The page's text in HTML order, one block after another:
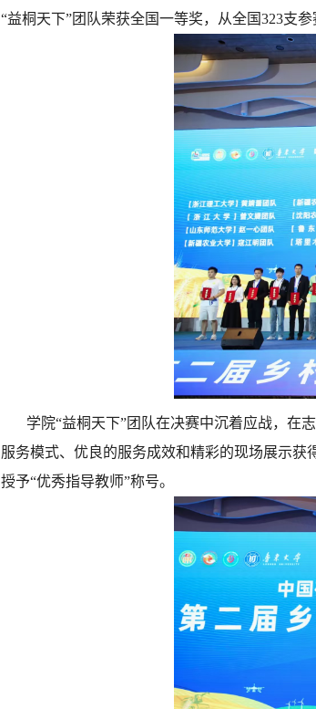
“益桐天下”团队荣获全国一等奖，从全国323支
学院“益桐天下”团队在决赛中沉着应战，在志
服务模式、优良的服务成效和精彩的现场展示
授予“优秀指导教师”称号。